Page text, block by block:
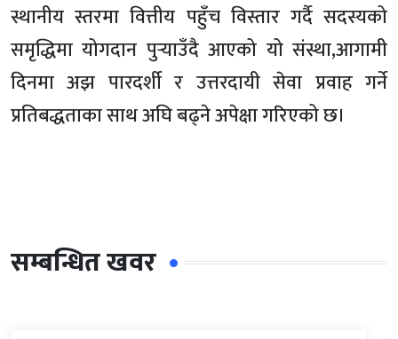
स्थानीय स्तरमा वित्तीय पहुँच विस्तार गर्दै सदस्यको
समृद्धिमा योगदान पुर्‍याउँदै आएको यो संस्था,आगामी
दिनमा अझ पारदर्शी र उत्तरदायी सेवा प्रवाह गर्ने
प्रतिबद्धताका साथ अघि बढ्ने अपेक्षा गरिएको छ।
सम्बन्धित खवर